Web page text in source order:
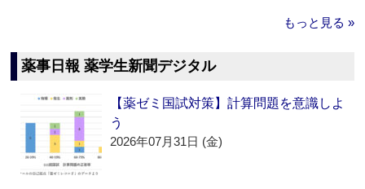
もっと見る »
薬事日報 薬学生新聞デジタル
【薬ゼミ国試対策】計算問題を意識しよ
う
2026年07月31日 (金)